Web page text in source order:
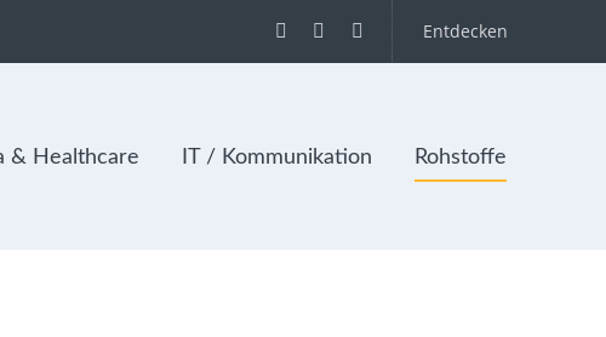
Entdecken
& Healthcare IT / Kommunikation Rohstoffe